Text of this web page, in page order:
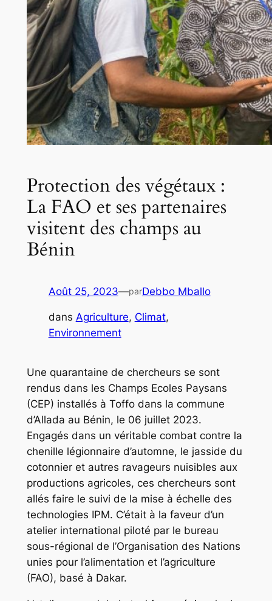
Protection des végétaux :
La FAO et ses partenaires
visitent des champs au
Bénin
Août 25, 2023—parDebbo Mballo
dans Agriculture, Climat
Environnement
Une quarantaine de chercheurs se sont
rendus dans les Champs Ecoles Paysans
(CEP) installés à Toffo dans la commune
d’Allada au Bénin, le 06 juillet 2023.
Engagés dans un véritable combat contre la
chenille légionnaire d’automne, le jasside du
cotonnier et autres ravageurs nuisibles aux
productions agricoles, ces chercheurs sont
allés faire le suivi de la mise à échelle des
technologies IPM. C’était à la faveur d’un
atelier international piloté par le bureau
sous-régional de l’Organisation des Nations
unies pour l’alimentation et l’agriculture
(FAO), basé à Dakar.